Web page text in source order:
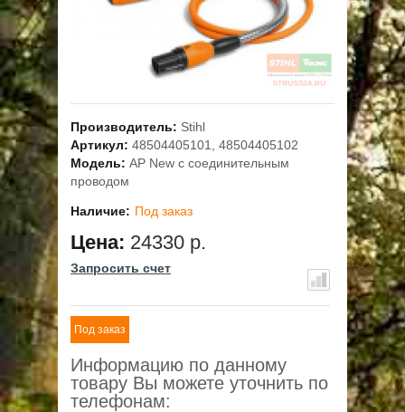
Производитель: Stihl
Артикул: 48504405101, 48504405102
Модель: AP New с соединительным
проводом
Наличие: Под заказ
Цена: 24330 р.
Запросить счет
Под заказ
Информацию по данному
товару Вы можете уточнить по
телефонам: